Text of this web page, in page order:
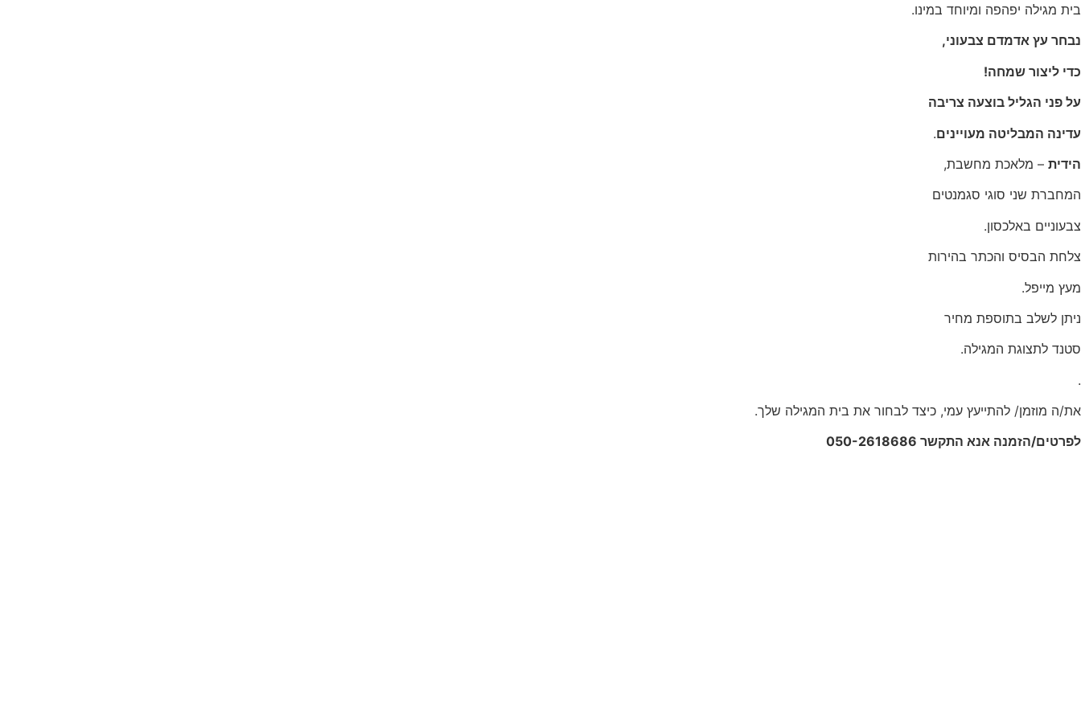
בית מגילה יפהפה ומיוחד במינו.
נבחר עץ אדמדם צבעוני,
כדי ליצור שמחה!
על פני הגליל בוצעה צריבה
עדינה המבליטה מעויינים.
הידית – מלאכת מחשבת,
המחברת שני סוגי סגמנטים
צבעוניים באלכסון.
צלחת הבסיס והכתר בהירות
מעץ מייפל.
ניתן לשלב בתוספת מחיר
סטנד לתצוגת המגילה.
.
את/ה מוזמן/ להתייעץ עמי, כיצד לבחור את בית המגילה שלך.
לפרטים/הזמנה אנא התקשר 050-2618686